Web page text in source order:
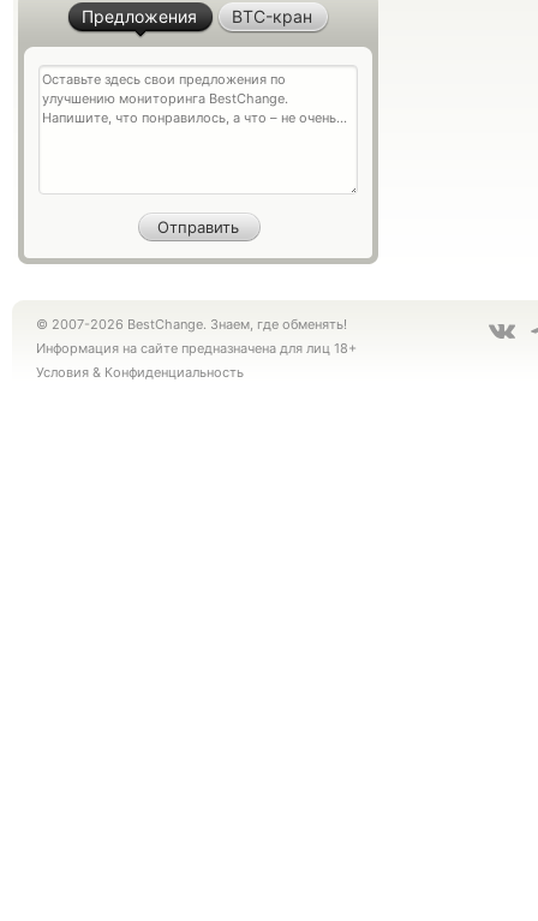
Предложения BTC-кран
© 2007-2026 BestChange. Знаем, где обменять!
Информация на сайте предназначена для лиц 18+
Условия & Конфиденциальность